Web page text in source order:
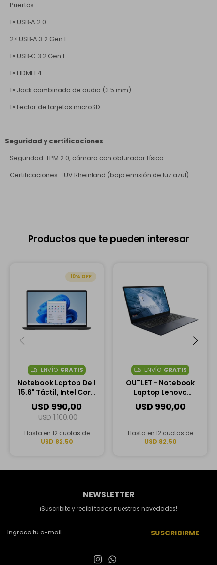
- Puertos:
- 1× USB‑A 2.0
- 2× USB‑A 3.2 Gen 1
- 1× USB‑C 3.2 Gen 1
- 1× HDMI 1.4
- 1× Jack combinado de audio (3.5 mm)
- 1× Lector de tarjetas microSD
Seguridad y certificaciones
- Seguridad: TPM 2.0, cámara con obturador físico
- Certificaciones: TÜV Rheinland (baja emisión de luz azul)
Productos que te pueden interesar
10
ENVÍO GRATIS
Notebook Laptop Dell
15.6" Táctil, Intel Core
Ultra 7 255U, 16GB RAM,
1TB SSD
USD 990,00
USD 1.100,00
Hasta en 12 cuotas de
USD 82.50
ENVÍO GRATIS
OUTLET - Notebook
Laptop Lenovo
IdeaPad 1 15IJL7 15.5″,
Intel Pentium Silver
SSD
USD 990,00
Hasta en 12 cuotas de
USD 82.50
NEWSLETTER
¡Suscribite y recibí todas nuestras novedades!
SUSCRIBIRME
 